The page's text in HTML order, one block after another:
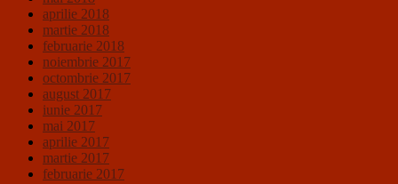
aprilie 2018
martie 2018
februarie 2018
noiembrie 2017
octombrie 2017
august 2017
iunie 2017
mai 2017
aprilie 2017
martie 2017
februarie 2017